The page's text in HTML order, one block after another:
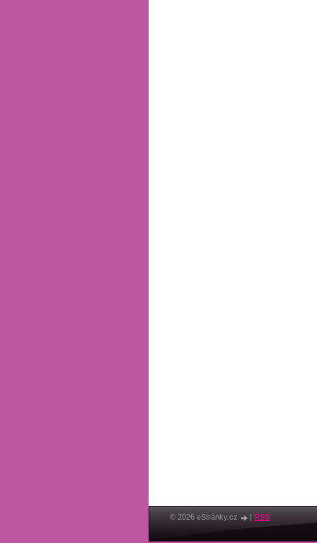
© 2026 eStránky.cz RSS